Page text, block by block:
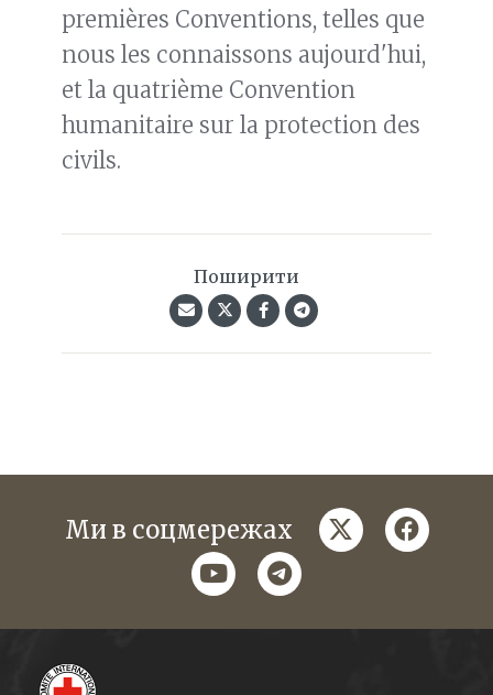
premières Conventions, telles que
nous les connaissons aujourd'hui,
et la quatrième Convention
humanitaire sur la protection des
civils.
Поширити
Ми в соцмережах twitter
youtubetelegram